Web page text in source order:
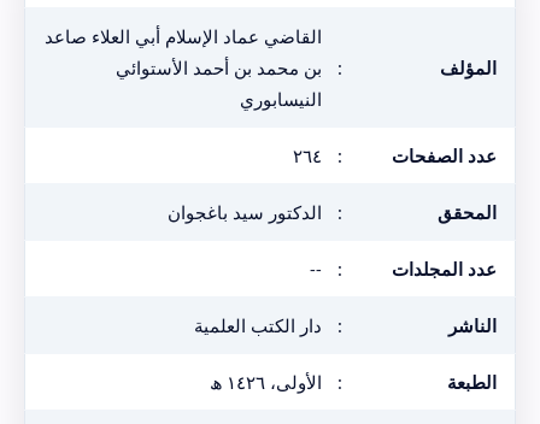
المؤلف :
القاضي عماد الإسلام أبي العلاء صاعد
بن محمد بن أحمد الأستوائي
النيسابوري
عدد الصفحات : ٢٦٤
المحقق : الدكتور سيد باغجوان
عدد المجلدات :
--
الناشر : دار الكتب العلمية
الطبعة : الأولى، ١٤٢٦ ھ